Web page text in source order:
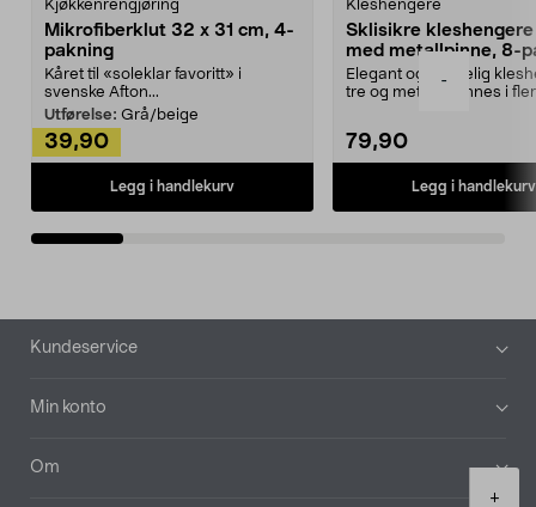
-
+
Kjøkkenrengjøring
Mikrofiberklut 32 x 31 cm, 4-
pakning
Kåret til «soleklar favoritt» i
svenske Afton...
Utførelse: Grå/beige
39,90
Legg i handlekurv
Kleshengere
Sklisikre
med metallpinne, 8-
Elegant og skikkelig
tre og metall – finnes i
79,90
Legg i handlekurv
Bunntekst
Kundeservice
Min konto
Om